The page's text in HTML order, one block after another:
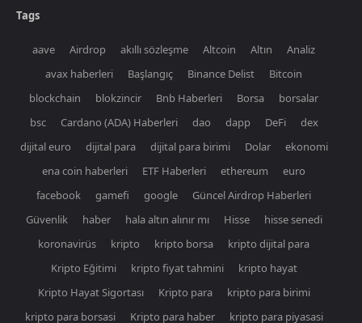
Tags
aave Airdrop akıllı sözleşme Altcoin Altın
Analiz
avax haberleri
Başlangıç Binance Delist
Bitcoin
blockchain
blokzincir Bnb Haberleri Borsa
borsalar
bsc
Cardano (ADA) Haberleri dao dapp DeFi
dex
dijital euro
dijital para dijital para birimi Dolar
ekonomi
ena coin haberleri
ETF Haberleri ethereum
euro
facebook
gamefi google
Güncel Airdrop Haberleri
Güvenlik
haber hala altın alınır mı Hisse
hisse senedi
koronavirüs
kripto kripto borsa
kripto dijital para
Kripto Eğitimi
kripto fiyat tahmini
kripto hayat
Kripto Hayat Sigortası
Kripto para
kripto para birimi
kripto para borsasi
Kripto para haber kripto para piyasasi